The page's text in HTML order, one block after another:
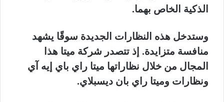
الذكية الخاص بهما.
وستدخل هذه النظارات الجديدة سوقًا يشهد
منافسة متزايدة. إذ تتصدر شركة ميتا هذا
المجال من خلال نظاراتها ميتا راي باي إيه آي
ونظارات وميتا راي بان ديسبلاي.